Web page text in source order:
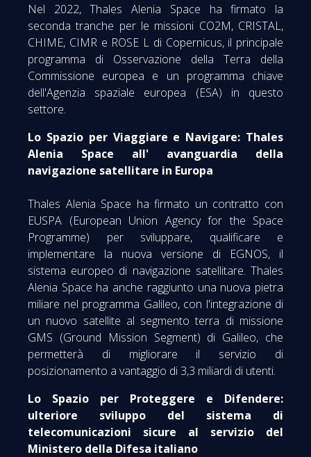
Nel 2022, Thales Alenia Space ha firmato la
seconda tranche per le missioni CO2M, CRISTAL,
CHIME, CIMR e ROSE L di Copernicus, il principale
programma di Osservazione della Terra della
Commissione europea e un programma chiave
dell'Agenzia spaziale europea (ESA) in questo
settore.
Lo Spazio per Viaggiare e Navigare: Thales
Alenia Space all' avanguardia della
navigazione satellitare in Europa
Thales Alenia Space ha firmato un contratto con
EUSPA (European Union Agency for the Space
Programme) per sviluppare, qualificare e
implementare la nuova versione di EGNOS, il
sistema europeo di navigazione satellitare. Thales
Alenia Space ha anche raggiunto una nuova pietra
miliare nel programma Galileo, con l'integrazione di
un nuovo satellite al segmento terra di missione
GMS (Ground Mission Segment) di Galileo, che
permetterà di migliorare il servizio di
posizionamento a vantaggio di 3,3 miliardi di utenti.
Lo Spazio per Proteggere e Difendere:
ulteriore sviluppo del sistema di
telecomunicazioni sicure al servizio del
Ministero della Difesa italiano